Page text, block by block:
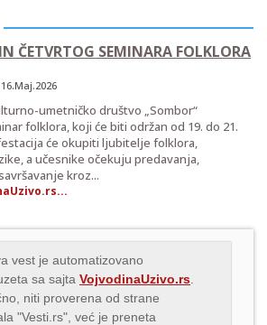
ČETVRTOG SEMINARA FOLKLORA
umetničko društvo „Sombor“
folklora, koji će biti održan od 19. do 21.
će okupiti ljubitelje folklora,
a učesnike očekuju predavanja,
kroz...
vest je automatizovano
sa sajta VojvodinaUzivo.rs
niti proverena od strane
"Vesti.rs", već je preneta